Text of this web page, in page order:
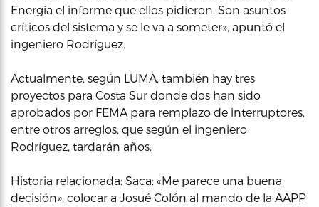
Energía el informe que ellos pidieron. Son asuntos
críticos del sistema y se le va a someter», apuntó el
ingeniero Rodríguez.
Actualmente, según LUMA, también hay tres
proyectos para Costa Sur donde dos han sido
aprobados por FEMA para remplazo de interruptores,
entre otros arreglos, que según el ingeniero
Rodríguez, tardarán años.
Historia relacionada: Saca: «Me parece una buena
decisión», colocar a Josué Colón al mando de la AAPP